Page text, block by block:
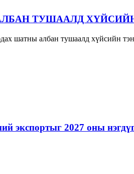
ТУШААЛД
шатны албан тушаалд хүйсийн
экспортыг 2027 оны